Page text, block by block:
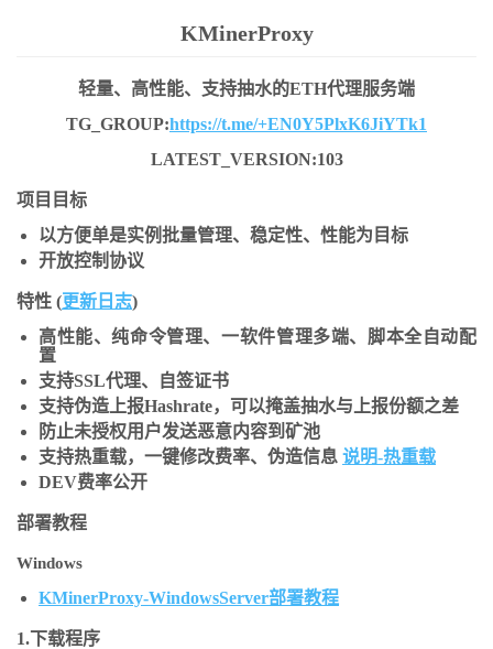
KMinerProxy
轻量、高性能、支持抽水的ETH代理服务端
TG_GROUP:https://t.me/+EN0Y5PlxK6JiYTk1
LATEST_VERSION:103
项目目标
以方便单是实例批量管理、稳定性、性能为目标
开放控制协议
特性 (更新日志)
高性能、纯命令管理、一软件管理多端、脚本全自动配
置
支持SSL代理、自签证书
支持伪造上报Hashrate，可以掩盖抽水与上报份额之差
防止未授权用户发送恶意内容到矿池
支持热重载，一键修改费率、伪造信息 说明-热重载
DEV费率公开
部署教程
Windows
KMinerProxy-WindowsServer部署教程
1.下载程序